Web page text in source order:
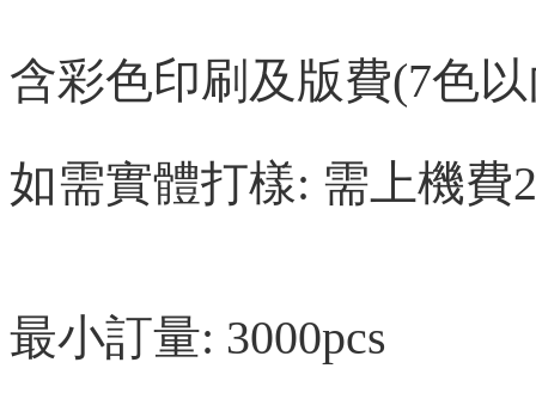
含彩色印刷及版費(7色
如需實體打樣: 需上機費
最小訂量: 3000pcs